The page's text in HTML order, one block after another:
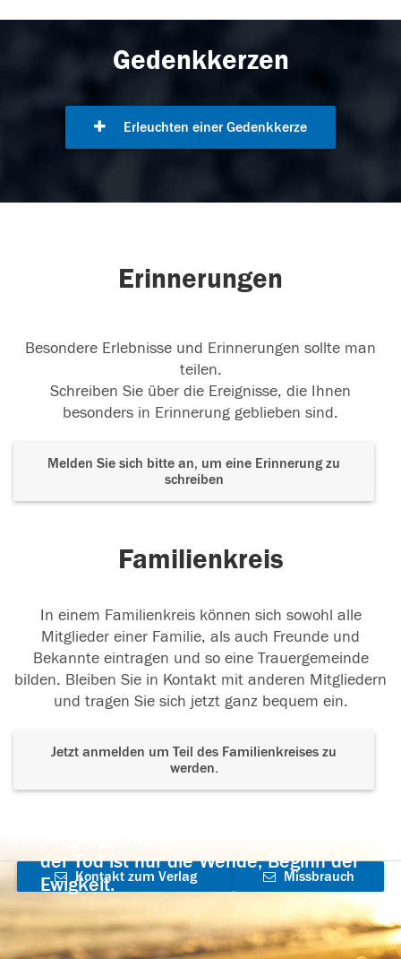
Gedenkkerzen
Erleuchten einer Gedenkkerze
Erinnerungen
Besondere Erlebnisse und Erinnerungen sollte man
teilen.
Schreiben Sie über die Ereignisse, die Ihnen
besonders in Erinnerung geblieben sind.
Melden Sie sich bitte an, um eine Erinnerung zu
schreiben
Familienkreis
In einem Familienkreis können sich sowohl alle
Mitglieder einer Familie, als auch Freunde und
Bekannte eintragen und so eine Trauergemeinde
bilden. Bleiben Sie in Kontakt mit anderen Mitgliedern
und tragen Sie sich jetzt ganz bequem ein.
Jetzt anmelden um Teil des Familienkreises zu
werden.
der Tod ist nur die Wende, Beginn der
Ewigkeit.
Kontakt zum Verlag
aufnehmen
Missbrauch